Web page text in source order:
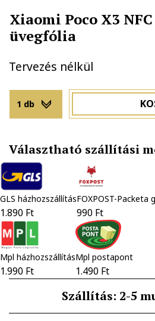
Xiaomi Poco X3
üvegfólia
Tervezés nélkül
1 db
Választható szállítási
GLS házhozszállítás
1.890 Ft
FOXPOST-
990 Ft
Mpl házhozszállítás
1.990 Ft
Mpl postapont
1.490 Ft
Szállítás: 2-5